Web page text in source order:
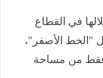
في القطاع
"الخط الأصفر"،
حصر الفلسطينيين في 36% فقط من مساحة